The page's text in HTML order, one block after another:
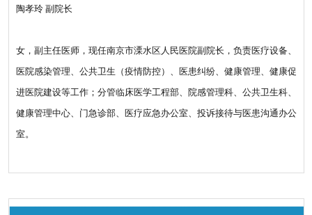
陶孝玲 副院长
女，副主任医师，现任南京市溧水区人民医院副院长，负责医疗设备、
医院感染管理、公共卫生（疫情防控）、医患纠纷、健康管理、健康促
进医院建设等工作；分管临床医学工程部、院感管理科、公共卫生科、
健康管理中心、门急诊部、医疗应急办公室、投诉接待与医患沟通办公
室。